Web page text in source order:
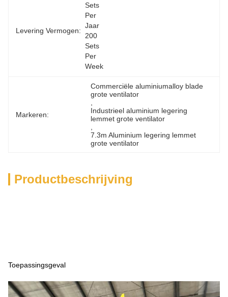
Levering Vermogen:
Sets
Per
Jaar
200
Sets
Per
Week
Markeren:
Commerciële aluminiumalloy blade
grote ventilator
Industrieel aluminium legering
lemmet grote ventilator
7.3m Aluminium legering lemmet
grote ventilator
Productbeschrijving
Toepassingsgeval